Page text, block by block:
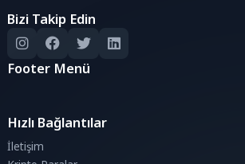
Bizi Takip Edin
Footer Menü
Hızlı Bağlantılar
İletişim